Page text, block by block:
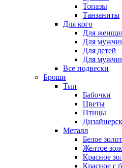
Топазы
Танзаниты
Для кого
Для
Для
Для детей
Для
Все подвески
Броши
Тип
Бабочки
Цветы
Птицы
Металл
Белое
Желтое
Красное
Красное с